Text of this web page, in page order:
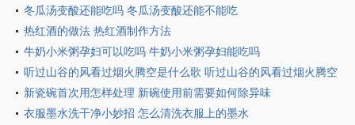
么
冬瓜汤变酸还能吃吗 冬瓜汤变酸还能不能吃
热红酒的做法 热红酒制作方法
牛奶小米粥孕妇可以吃吗 牛奶小米粥孕妇能吃吗
听过山谷的风看过烟火腾空是什么歌 听过山谷的风看过烟火腾空
歌词全文
新瓷碗首次用怎样处理 新碗使用前需要如何除异味
衣服墨水洗干净小妙招 怎么清洗衣服上的墨水